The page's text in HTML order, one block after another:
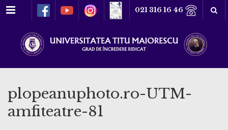
Meniu 021 316 16 46
plopeanuphoto.ro-UTM-
amfiteatre-81